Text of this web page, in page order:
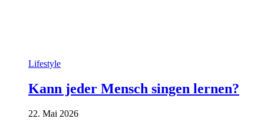
Lifestyle
Kann jeder Mensch singen lernen?
22. Mai 2026